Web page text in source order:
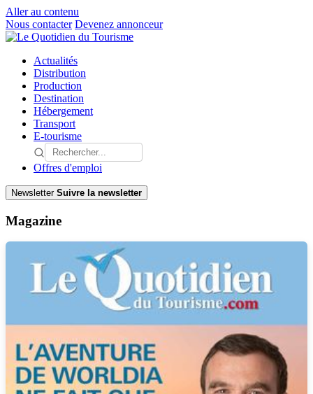
Aller au contenu
Nous contacter Devenez annonceur
Actualités
Distribution
Production
Destination
Hébergement
Transport
E-tourisme
Offres d'emploi
Newsletter Suivre la newsletter
Magazine